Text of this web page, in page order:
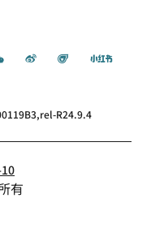
微信 微博 飞猪 小红书
R24.9.4
有